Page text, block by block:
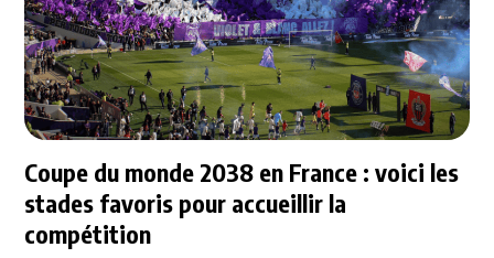
Coupe du monde 2038 en France : voici les
stades favoris pour accueillir la
compétition